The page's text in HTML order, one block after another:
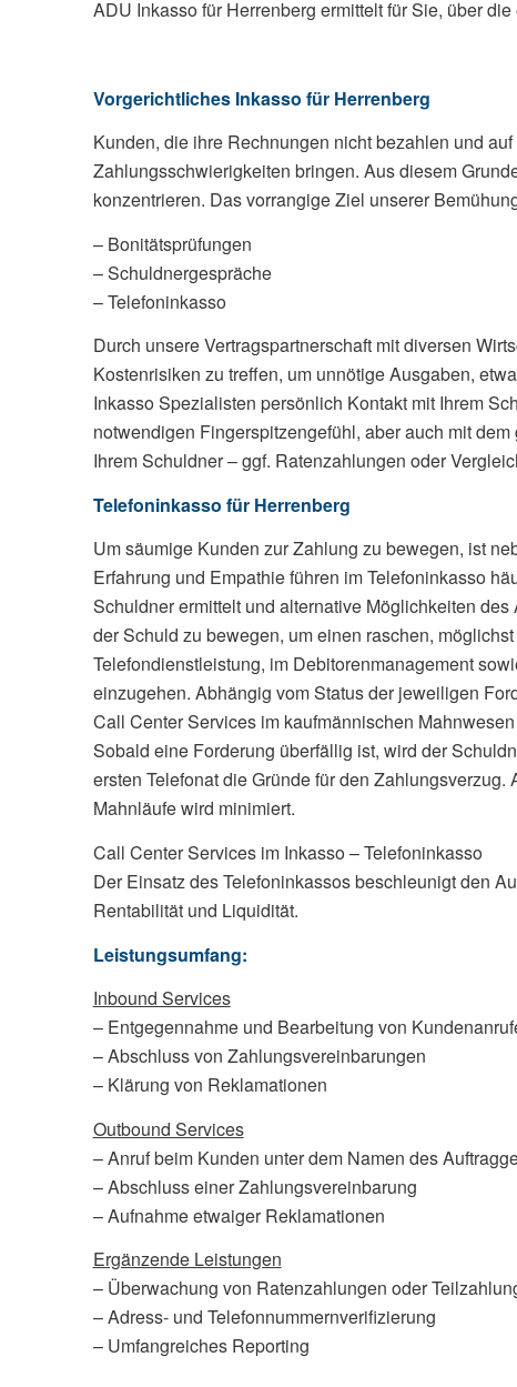
ADU Inkasso für Herrenberg ermittelt für Sie, über
Vorgerichtliches Inkasso für Herrenberg
Kunden, die ihre Rechnungen nicht bezahlen und
Zahlungsschwierigkeiten bringen. Aus diesem
konzentrieren. Das vorrangige Ziel unserer
– Bonitätsprüfungen
– Schuldnergespräche
– Telefoninkasso
Durch unsere Vertragspartnerschaft mit diversen
Kostenrisiken zu treffen, um unnötige Ausgaben,
Inkasso Spezialisten persönlich Kontakt mit Ihrem
notwendigen Fingerspitzengefühl, aber auch mit
Ihrem Schuldner – ggf. Ratenzahlungen oder
Telefoninkasso für Herrenberg
Um säumige Kunden zur Zahlung zu bewegen, ist
Erfahrung und Empathie führen im Telefoninkasso
Schuldner ermittelt und alternative Möglichkeiten
der Schuld zu bewegen, um einen raschen,
Telefondienstleistung, im Debitorenmanagement
einzugehen. Abhängig vom Status der jeweiligen
Call Center Services im kaufmännischen
Sobald eine Forderung überfällig ist, wird der
ersten Telefonat die Gründe für den
Mahnläufe wird minimiert.
Call Center Services im Inkasso – Telefoninkasso
Der Einsatz des Telefoninkassos beschleunigt den
Rentabilität und Liquidität.
Leistungsumfang:
Inbound Services
– Entgegennahme und Bearbeitung von
– Abschluss von Zahlungsvereinbarungen
– Klärung von Reklamationen
Outbound Services
– Anruf beim Kunden unter dem Namen des
– Abschluss einer Zahlungsvereinbarung
– Aufnahme etwaiger Reklamationen
Ergänzende Leistungen
– Überwachung von Ratenzahlungen oder
– Adress- und Telefonnummernverifizierung
– Umfangreiches Reporting